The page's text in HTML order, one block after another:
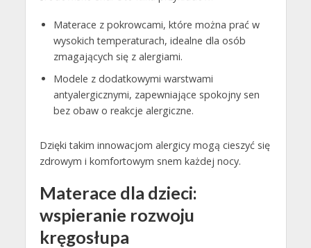
Materace z pokrowcami, które można prać w
wysokich temperaturach, idealne dla osób
zmagających się z alergiami.
Modele z dodatkowymi warstwami
antyalergicznymi, zapewniające spokojny sen
bez obaw o reakcje alergiczne.
Dzięki takim innowacjom alergicy mogą cieszyć się
zdrowym i komfortowym snem każdej nocy.
Materace dla dzieci:
wspieranie rozwoju
kręgosłupa